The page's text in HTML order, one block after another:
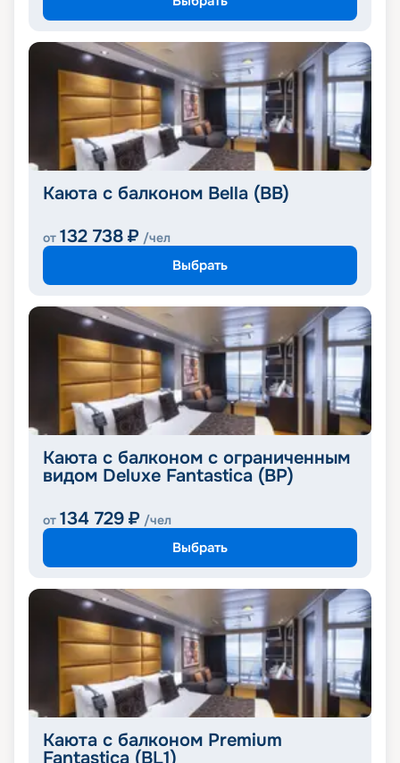
Каюта с балконом Bella (BB)
от 132 738 ₽ /чел
Выбрать
Каюта с балконом с ограниченным
видом Deluxe Fantastica (BP)
от 134 729 ₽ /чел
Выбрать
Каюта с балконом Premium
Fantastica (BL1)